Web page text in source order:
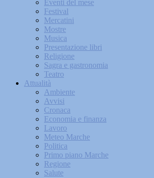
Eventi del mese
Festival
Mercatini
Mostre
Musica
Presentazione libri
Religione
Sagra e gastronomia
Teatro
Attualità
Ambiente
Avvisi
Cronaca
Economia e finanza
Lavoro
Meteo Marche
Politica
Primo piano Marche
Regione
Salute